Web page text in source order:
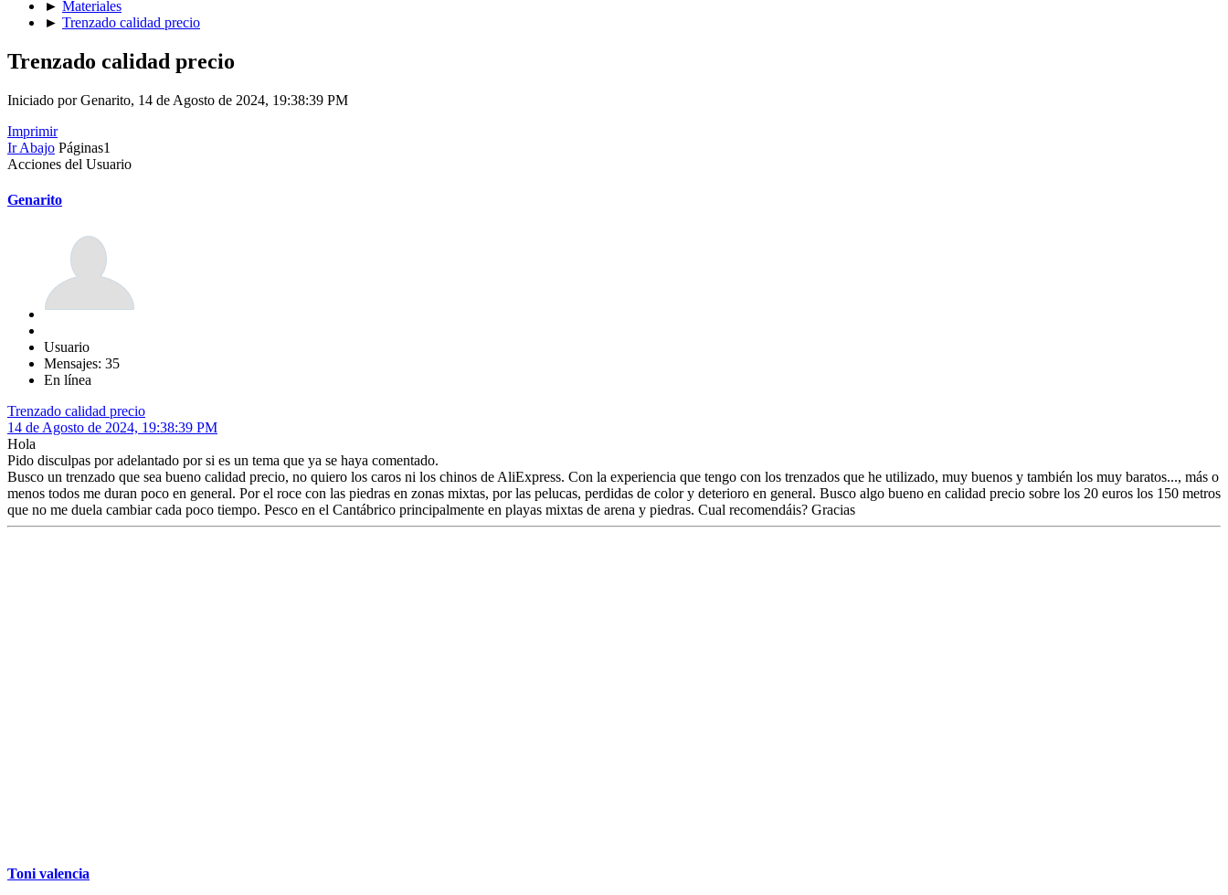
► Materiales
► Trenzado calidad precio
Trenzado calidad precio
Iniciado por Genarito, 14 de Agosto de 2024, 19:38:39 PM
Imprimir
Ir Abajo Páginas1
Acciones del Usuario
Genarito
Usuario
Mensajes: 35
En línea
Trenzado calidad precio
14 de Agosto de 2024, 19:38:39 PM
Hola
Pido disculpas por adelantado por si es un tema que ya se haya comentado.
Busco un trenzado que sea bueno calidad precio, no quiero los caros ni los chinos de AliExpress. Con la experiencia que tengo con los trenzados que he utilizado, muy buenos y también los muy baratos..., más o
menos todos me duran poco en general. Por el roce con las piedras en zonas mixtas, por las pelucas, perdidas de color y deterioro en general. Busco algo bueno en calidad precio sobre los 20 euros los 150 metros
que no me duela cambiar cada poco tiempo. Pesco en el Cantábrico principalmente en playas mixtas de arena y piedras. Cual recomendáis? Gracias
Toni valencia